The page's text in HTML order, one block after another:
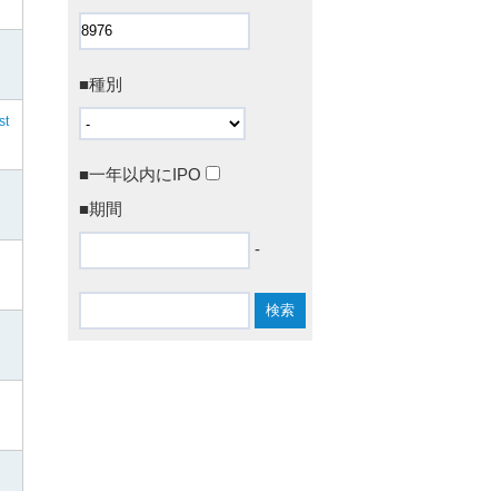
■種別
■一年以内にIPO
■期間
-